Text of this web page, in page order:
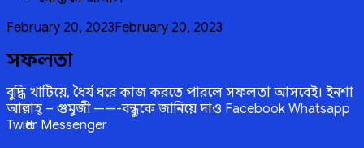
Posted
February 20, 2023February 20, 2023
সফলতা
বুদ্ধি খাটিয়ে, ধৈর্য ধরে কাজ করতে পারলে সফলতা আসবেই। ইনশা
আল্লাহ্‌ – গুমুজী ——-বন্ধুকে জানিয়ে দাও Facebook Whatsapp
Twitter Messenger